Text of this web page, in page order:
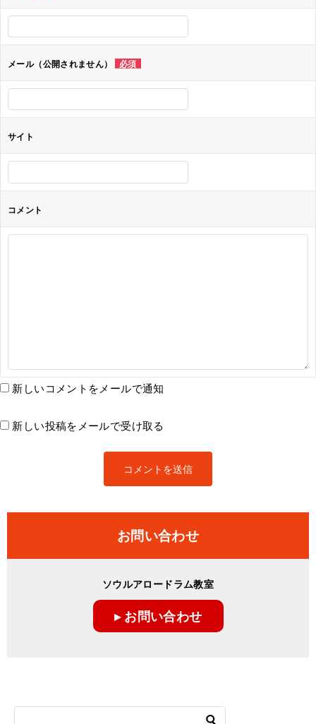
シ
ョ
ン
メール（公開されません） 必須
サイト
コメント
新しいコメントをメールで通知
新しい投稿をメールで受け取る
お問い合わせ
ソウルアロードラム教室
▸ お問い合わせ